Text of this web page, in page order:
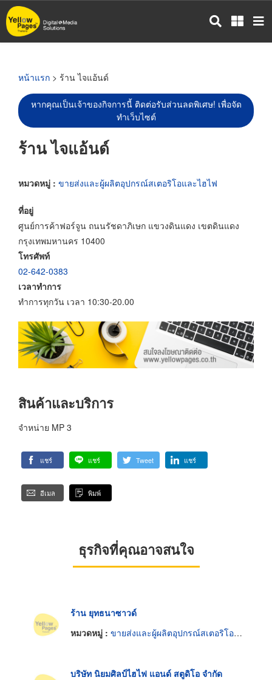
ข้าม
ไป
หน้าแรก > ร้าน ไจแอ้นด์
หากคุณเป็นเจ้าของกิจการนี้ ติดต่อรับส่วนลดพิเศษ! เพื่อจัด
ทำเว็บไซต์
ร้าน ไจแอ้นด์
หมวดหมู่ : ขายส่งและผู้ผลิตอุปกรณ์สเตอริโอและไฮไฟ
ที่อยู่
ศูนย์การค้าฟอร์จูน ถนนรัชดาภิเษก แขวงดินแดง เขตดินแดง
กรุงเทพมหานคร 10400
โทรศัพท์
02-642-0383
เวลาทำการ
ทำการทุกวัน เวลา 10:30-20.00
สินค้าและบริการ
จำหน่าย MP 3
แชร์ แชร์ Tweet แชร์
อีเมล พิมพ์
ธุรกิจที่คุณอาจสนใจ
ร้าน ยุทธนาซาวด์
หมวดหมู่ : ขายส่งและผู้ผลิตอุปกรณ์สเตอริโอและไฮไฟ
บริษัท นิยมศิลป์ไฮไฟ แอนด์ สตูดิโอ จำกัด